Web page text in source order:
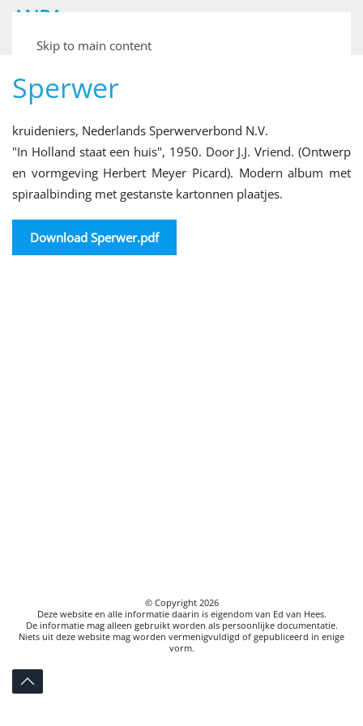
Skip to main content
ANPA
Archief van Nederlandse Plaatjesalbums
Sperwer
kruideniers, Nederlands Sperwerverbond N.V.
"In Holland staat een huis", 1950. Door J.J. Vriend. (Ontwerp
en vormgeving Herbert Meyer Picard). Modern album met
spiraalbinding met gestanste kartonnen plaatjes.
Download Sperwer.pdf
© Copyright 2026
Deze website en alle informatie daarin is eigendom van Ed van Hees.
De informatie mag alleen gebruikt worden als persoonlijke documentatie.
Niets uit deze website mag worden vermenigvuldigd of gepubliceerd in enige
vorm.